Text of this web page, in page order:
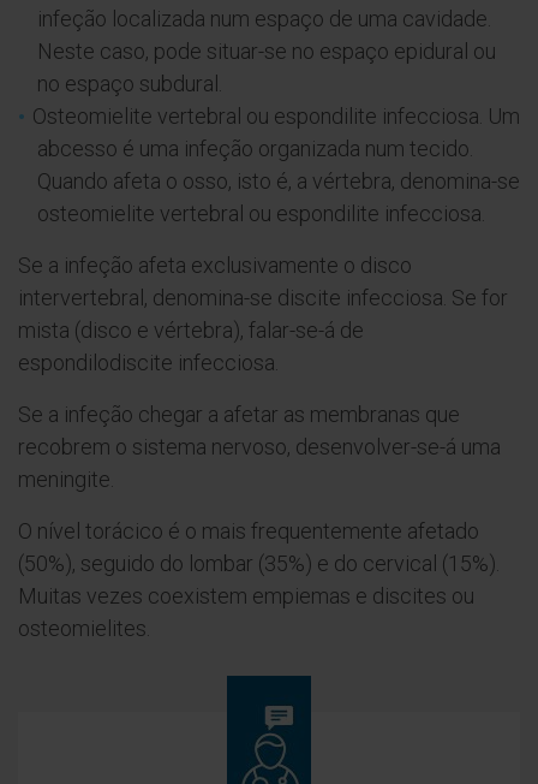
infeção localizada num espaço de uma cavidade.
Neste caso, pode situar-se no espaço epidural ou
no espaço subdural.
Osteomielite vertebral ou espondilite infecciosa. Um
abcesso é uma infeção organizada num tecido.
Quando afeta o osso, isto é, a vértebra, denomina-se
osteomielite vertebral ou espondilite infecciosa.
Se a infeção afeta exclusivamente o disco
intervertebral, denomina-se discite infecciosa. Se for
mista (disco e vértebra), falar-se-á de
espondilodiscite infecciosa.
Se a infeção chegar a afetar as membranas que
recobrem o sistema nervoso, desenvolver-se-á uma
meningite.
O nível torácico é o mais frequentemente afetado
(50%), seguido do lombar (35%) e do cervical (15%).
Muitas vezes coexistem empiemas e discites ou
osteomielites.